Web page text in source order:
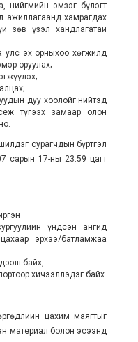
нийгмийн эмзэг бүлэгт
ажиллагаанд хамрагдах
зөв үзэл хандлагатай
улс эх орныхоо хөгжилд
оруулах;
дуу хоолойг нийтэд
түгээх замаар олон
сурагчдын бүртгэл
сарын 17-ны 23:59 цагт
үндсэн ангид
эрхээ/батламжаа
байх,
хичээллэдэг байх
цахим маягтыг
материал болон эсээнд